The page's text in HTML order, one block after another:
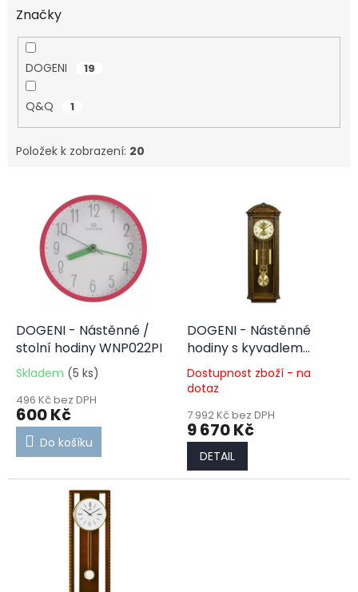
Značky
DOGENI 19
Q&Q 1
Položek k zobrazení: 20
d
u
DOGENI - Nástěnné /
stolní hodiny WNP022PI
Skladem (5 ks)
496 Kč bez DPH
600 Kč
Do košíku
DOGENI - Nástěnné
hodiny s kyvadlem
WCW009DB
Dostupnost zboží - na
dotaz
7 992 Kč bez DPH
9 670 Kč
DETAIL